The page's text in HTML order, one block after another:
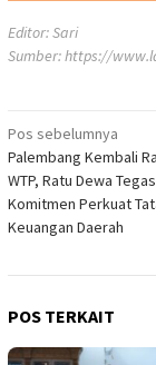
Editor: Sari
Sumber:https://
Navigasi
pos
Pos sebelumnya
Palembang Kembali
WTP, Ratu Dewa
Komitmen Perkuat
Keuangan Daerah
POS TERKAIT